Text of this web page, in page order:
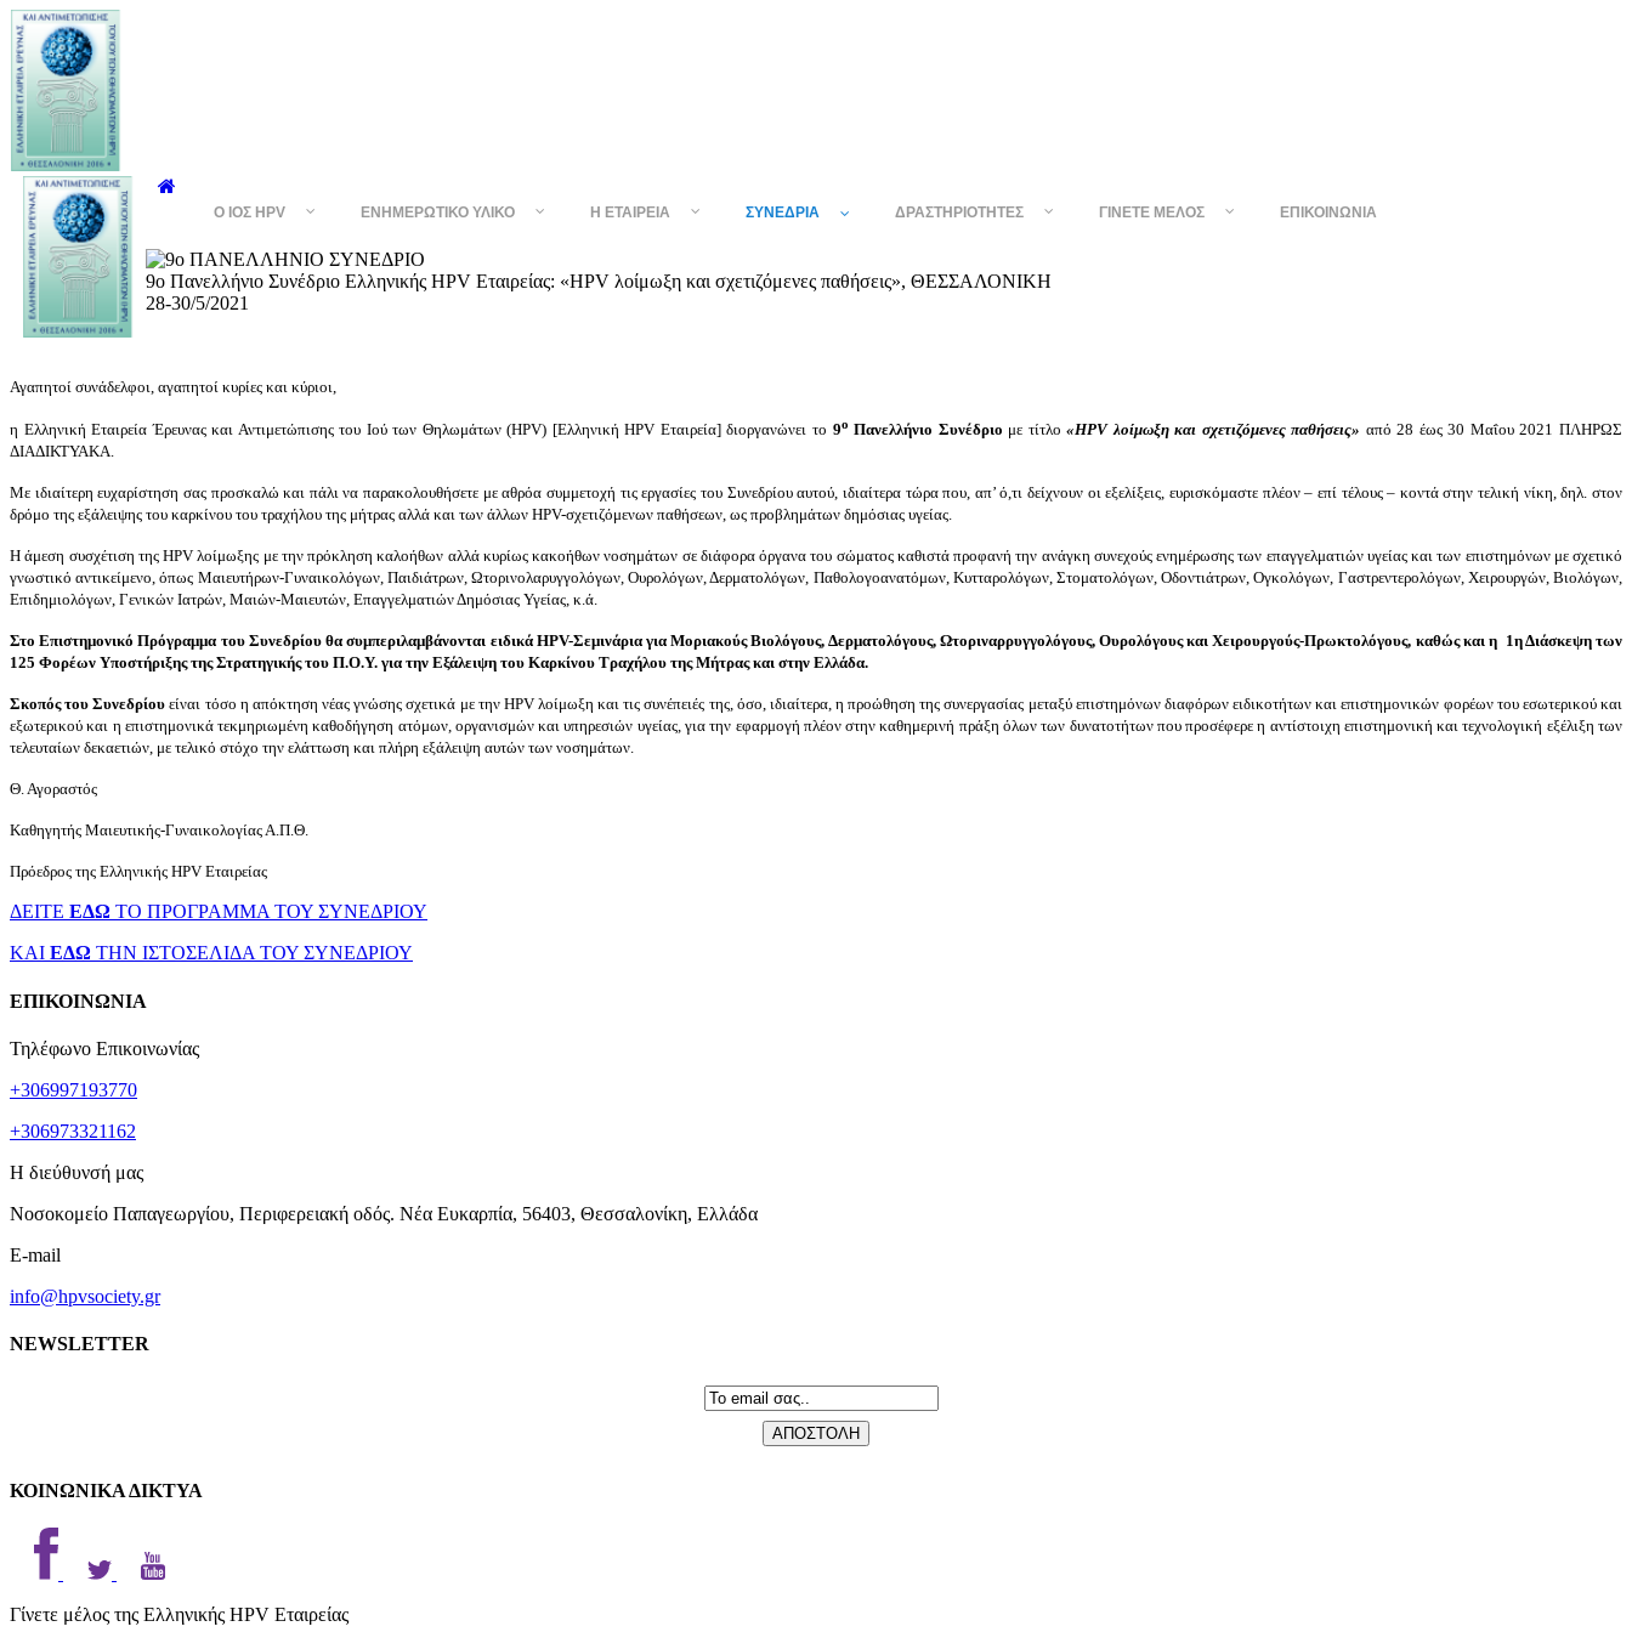
Ο ΙΌΣ HPV ΕΝΗΜΕΡΩΤΙΚΌ ΥΛΙΚΌ Η ΕΤΑΙΡΕΊΑ ΣΥΝΈΔΡΙΑ ΔΡΑΣΤΗΡΙΌΤΗΤΕΣ ΓΊΝΕΤΕ ΜΈΛΟΣ ΕΠΙΚΟΙΝΩΝΊΑ
9ο Πανελλήνιο Συνέδριο Ελληνικής HPV Εταιρείας: «HPV λοίμωξη και σχετιζόμενες παθήσεις», ΘΕΣΣΑΛΟΝΙΚΗ
28-30/5/2021
Αγαπητοί συνάδελφοι, αγαπητοί κυρίες και κύριοι,
η Ελληνική Εταιρεία Έρευνας και Αντιμετώπισης του Ιού των Θηλωμάτων (HPV) [Ελληνική HPV Εταιρεία] διοργανώνει το 9ο Πανελλήνιο Συνέδριο με τίτλο«HPV λοίμωξη και σχετιζόμενες παθήσεις» από 28 έως 30 Μαΐου 2021 ΠΛΗΡΩΣ
ΔΙΑΔΙΚΤΥΑΚΑ.
Με ιδιαίτερη ευχαρίστηση σας προσκαλώ και πάλι να παρακολουθήσετε με αθρόα συμμετοχή τις εργασίες του Συνεδρίου αυτού, ιδιαίτερα τώρα που, απ’ ό,τι δείχνουν οι εξελίξεις, ευρισκόμαστε πλέον – επί τέλους – κοντά στην τελική νίκη, δηλ. στον
δρόμο της εξάλειψης του καρκίνου του τραχήλου της μήτρας αλλά και των άλλων HPV-σχετιζόμενων παθήσεων, ως προβλημάτων δημόσιας υγείας.
H άμεση συσχέτιση της HPV λοίμωξης με την πρόκληση καλοήθων αλλά κυρίως κακοήθων νοσημάτων σε διάφορα όργανα του σώματος καθιστά προφανή την ανάγκη συνεχούς ενημέρωσης των επαγγελματιών υγείας και των επιστημόνων με σχετικό
γνωστικό αντικείμενο, όπως Μαιευτήρων-Γυναικολόγων, Παιδιάτρων, Ωτορινολαρυγγολόγων, Ουρολόγων, Δερματολόγων, Παθολογοανατόμων, Κυτταρολόγων, Στοματολόγων, Οδοντιάτρων, Ογκολόγων, Γαστρεντερολόγων, Χειρουργών, Βιολόγων,
Επιδημιολόγων, Γενικών Ιατρών, Μαιών-Μαιευτών, Επαγγελματιών Δημόσιας Υγείας, κ.ά.
Στο Επιστημονικό Πρόγραμμα του Συνεδρίου θα συμπεριλαμβάνονται ειδικά HPV-Σεμινάρια για Μοριακούς Βιολόγους, Δερματολόγους, Ωτοριναρρυγγολόγους, Ουρολόγους και Χειρουργούς-Πρωκτολόγους, καθώς και η 1η Διάσκεψη των
125 Φορέων Υποστήριξης της Στρατηγικής του Π.Ο.Υ. για την Εξάλειψη του Καρκίνου Τραχήλου της Μήτρας και στην Ελλάδα.
Σκοπός του Συνεδρίου είναι τόσο η απόκτηση νέας γνώσης σχετικά με την HPV λοίμωξη και τις συνέπειές της, όσο, ιδιαίτερα, η προώθηση της συνεργασίας μεταξύ επιστημόνων διαφόρων ειδικοτήτων και επιστημονικών φορέων του εσωτερικού και
εξωτερικού και η επιστημονικά τεκμηριωμένη καθοδήγηση ατόμων, οργανισμών και υπηρεσιών υγείας, για την εφαρμογή πλέον στην καθημερινή πράξη όλων των δυνατοτήτων που προσέφερε η αντίστοιχη επιστημονική και τεχνολογική εξέλιξη των
τελευταίων δεκαετιών, με τελικό στόχο την ελάττωση και πλήρη εξάλειψη αυτών των νοσημάτων.
Θ. Αγοραστός
Καθηγητής Μαιευτικής-Γυναικολογίας Α.Π.Θ.
Πρόεδρος της Ελληνικής HPV Εταιρείας
ΔΕΙΤΕ ΕΔΩ ΤΟ ΠΡΟΓΡΑΜΜΑ ΤΟΥ ΣΥΝΕΔΡΙΟΥ
ΚΑΙ ΕΔΩ ΤΗΝ ΙΣΤΟΣΕΛΙΔΑ ΤΟΥ ΣΥΝΕΔΡΙΟΥ
ΕΠΙΚΟΙΝΩΝΙΑ
Τηλέφωνο Επικοινωνίας
+306997193770
+306973321162
Η διεύθυνσή μας
Νοσοκομείο Παπαγεωργίου, Περιφερειακή οδός. Νέα Ευκαρπία, 56403, Θεσσαλονίκη, Ελλάδα
E-mail
info@hpvsociety.gr
NEWSLETTER
ΚΟΙΝΩΝΙΚΑ ΔΙΚΤΥΑ
Γίνετε μέλος της Ελληνικής HPV Εταιρείας